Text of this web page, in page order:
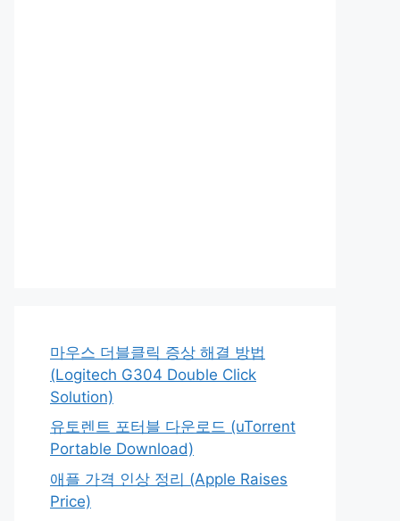
마우스 더블클릭 증상 해결 방법
(Logitech G304 Double Click
Solution)
유토렌트 포터블 다운로드 (uTorrent
Portable Download)
애플 가격 인상 정리 (Apple Raises
Price)